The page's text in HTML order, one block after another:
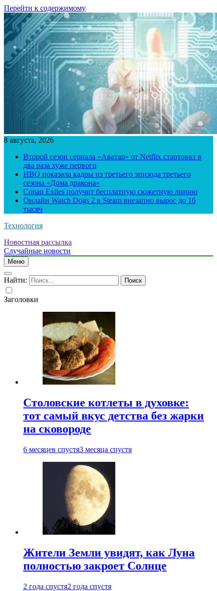
Перейти к содержимому
8 августа, 2026
Второй сезон сериала «Аватар» от Netflix стартовал в
два раза хуже первого
HBO показала кадры из третьего эпизода третьего
сезона «Дома дракона»
Conan Exiles получит бесплатную сюжетную линию
Онлайн Watch Dogs 2 в Steam внезапно вырос до 16
тысяч
Технология
Новостная рассылка
Случайные новости
Меню
Найти:
Заголовки
Столовские котлеты в духовке:
тот самый вкус детства без жарки
на сковороде
6 месяцев спустя3 месяца спустя
Жители Земли увидят, как Луна
полностью закроет Солнце
2 года спустя2 года спустя